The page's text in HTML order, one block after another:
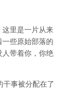
这里是一片从来
些原始部落的
人带着你，你绝
干事被分配在了